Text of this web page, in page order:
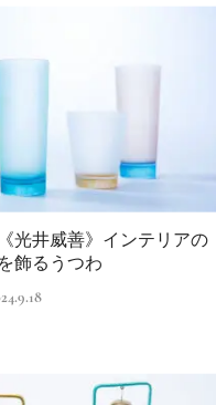
光井威善》インテリアの
飾るうつわ